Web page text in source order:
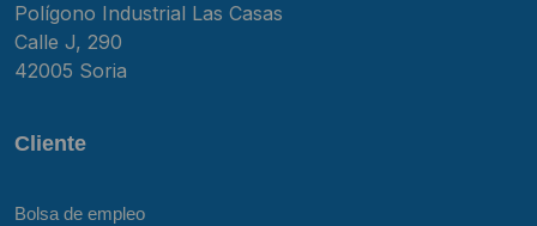
Polígono Industrial Las Casas
Calle J, 290
42005 Soria
Cliente
Bolsa de empleo